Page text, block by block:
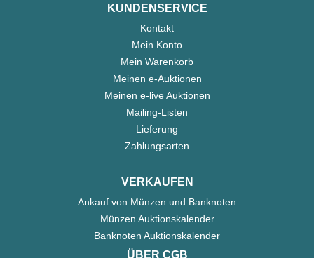
KUNDENSERVICE
Kontakt
Mein Konto
Mein Warenkorb
Meinen e-Auktionen
Meinen e-live Auktionen
Mailing-Listen
Lieferung
Zahlungsarten
VERKAUFEN
Ankauf von Münzen und Banknoten
Münzen Auktionskalender
Banknoten Auktionskalender
ÜBER CGB